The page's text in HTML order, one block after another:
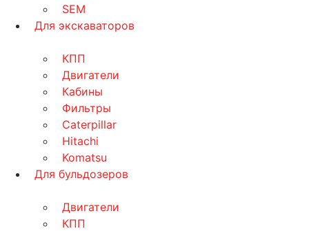
SEM
Для экскаваторов
КПП
Двигатели
Кабины
Фильтры
Caterpillar
Hitachi
Komatsu
Для бульдозеров
Двигатели
КПП